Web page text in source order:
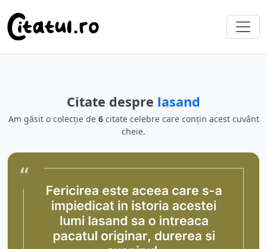
Citate despre lasand
Am găsit o colecție de 6citate celebre care conțin acest cuvânt
cheie.